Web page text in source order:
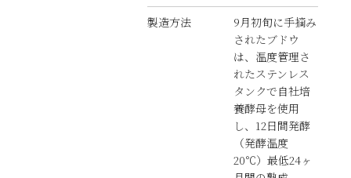
製造方法
9月初旬に手摘み
されたブドウ
は、温度管理さ
れたステンレス
タンクで自社培
養酵母を使用
し、12日間発酵
（発酵温度
20℃）最低24ヶ